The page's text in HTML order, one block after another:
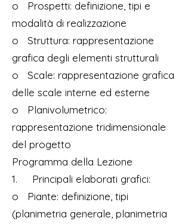
o Prospetti: definizione, tipi e
modalità di realizzazione
o Struttura: rappresentazione
grafica degli elementi strutturali
o Scale: rappresentazione grafica
delle scale interne ed esterne
o Planivolumetrico:
rappresentazione tridimensionale
del progetto
Programma della Lezione
1. Principali elaborati grafici:
o Piante: definizione, tipi
(planimetria generale, planimetria